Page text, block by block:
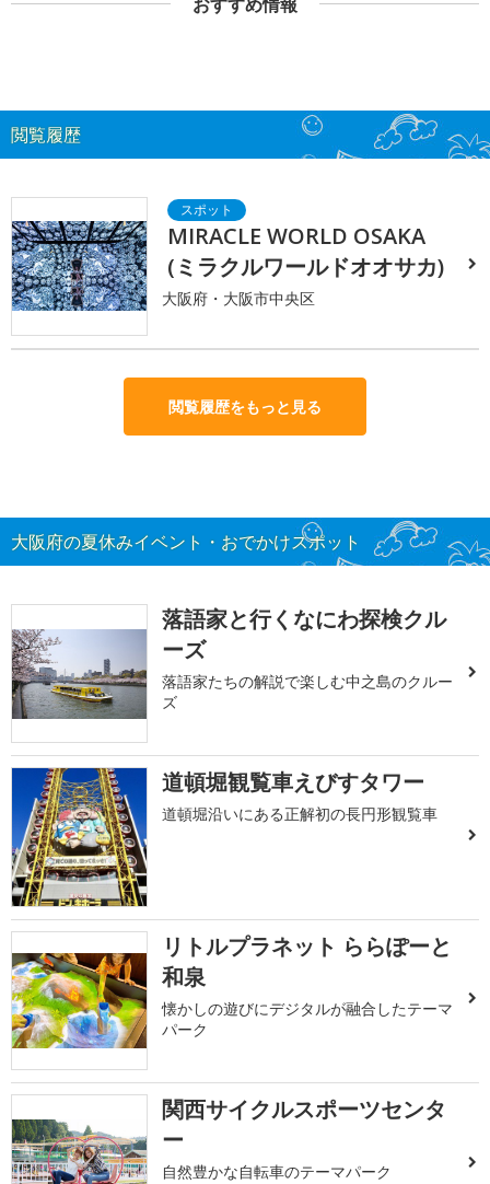
閲覧履歴
MIRACLE WORLD OSAKA
(ミラクルワールドオオサカ)
大阪府・大阪市中央区
閲覧履歴をもっと見る
大阪府の夏休みイベント・おでかけスポット
落語家と行くなにわ探検クル
ーズ
落語家たちの解説で楽しむ中之島のクルー
ズ
道頓堀観覧車えびすタワー
道頓堀沿いにある正解初の長円形観覧車
リトルプラネット ららぽーと
和泉
懐かしの遊びにデジタルが融合したテーマ
パーク
関西サイクルスポーツセンタ
ー
自然豊かな自転車のテーマパーク